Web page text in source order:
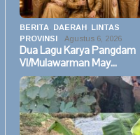
BERITA DAERAH LINTAS
PROVINSI
Agustus 6, 2026
Dua Lagu Karya Pangdam
VI/Mulawarman May…